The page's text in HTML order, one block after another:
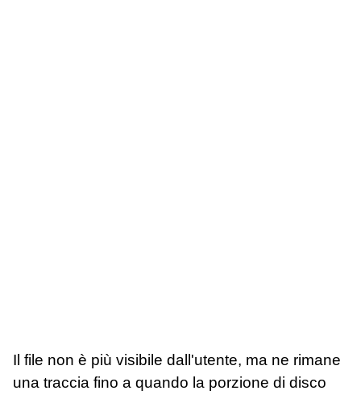
Il file non è più visibile dall'utente, ma ne rimane
una traccia fino a quando la porzione di disco